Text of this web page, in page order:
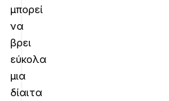
μπορεί
να
βρει
εύκολα
μια
δίαιτα